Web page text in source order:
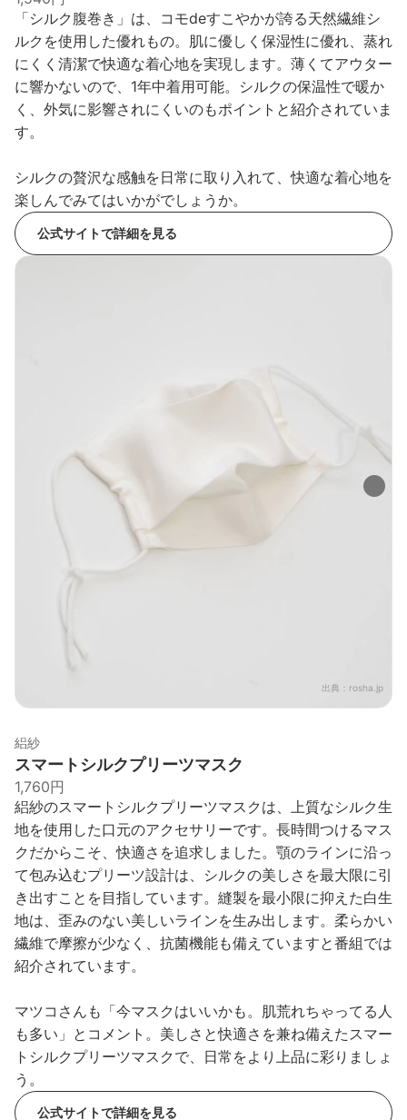
「シルク腹巻き」は、コモdeすこやかが誇る天然繊維シ
ルクを使用した優れもの。肌に優しく保湿性に優れ、蒸れ
にくく清潔で快適な着心地を実現します。薄くてアウター
に響かないので、1年中着用可能。シルクの保温性で暖か
く、外気に影響されにくいのもポイントと紹介されていま
す。
シルクの贅沢な感触を日常に取り入れて、快適な着心地を
楽しんでみてはいかがでしょうか。
公式サイトで詳細を見る
出典： rosha.jp
絽紗
スマートシルクプリーツマスク
1,760円
絽紗のスマートシルクプリーツマスクは、上質なシルク生
地を使用した口元のアクセサリーです。長時間つけるマス
クだからこそ、快適さを追求しました。顎のラインに沿っ
て包み込むプリーツ設計は、シルクの美しさを最大限に引
き出すことを目指しています。縫製を最小限に抑えた白生
地は、歪みのない美しいラインを生み出します。柔らかい
繊維で摩擦が少なく、抗菌機能も備えていますと番組では
紹介されています。
マツコさんも「今マスクはいいかも。肌荒れちゃってる人
も多い」とコメント。美しさと快適さを兼ね備えたスマー
トシルクプリーツマスクで、日常をより上品に彩りましょ
う。
公式サイトで詳細を見る